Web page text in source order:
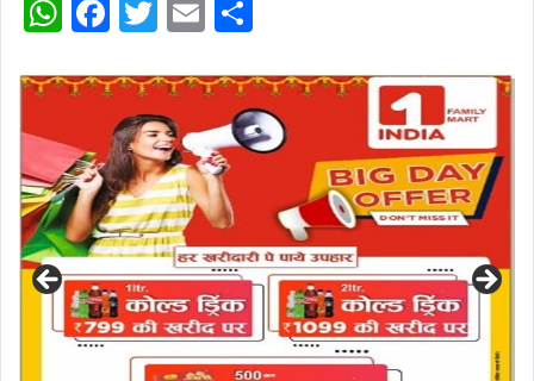
W
at
A
p
p
F
c
e
b
o
o
k
T
itt
er
E
ai
l
ar
e